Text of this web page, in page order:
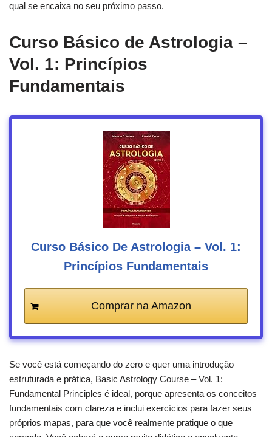
qual se encaixa no seu próximo passo.
Curso Básico de Astrologia –
Vol. 1: Princípios
Fundamentais
Curso Básico De Astrologia – Vol. 1:
Princípios Fundamentais
Comprar na Amazon
Se você está começando do zero e quer uma introdução
estruturada e prática, Basic Astrology Course – Vol. 1:
Fundamental Principles é ideal, porque apresenta os conceitos
fundamentais com clareza e inclui exercícios para fazer seus
próprios mapas, para que você realmente pratique o que